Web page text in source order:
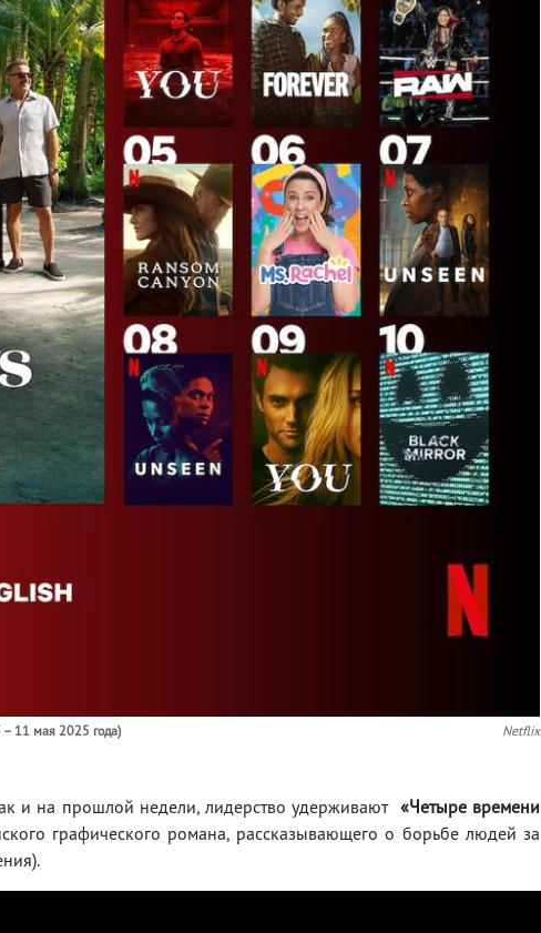
11 мая 2025 года) Netflix
и на прошлой недели, лидерство удерживают «Четыре времени
графического романа, рассказывающего о борьбе людей за